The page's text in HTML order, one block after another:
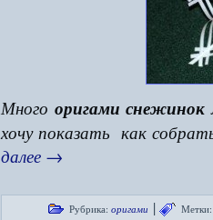
Много оригами снежинок
хочу показать как
далее →
Рубрика: оригами | Метки: